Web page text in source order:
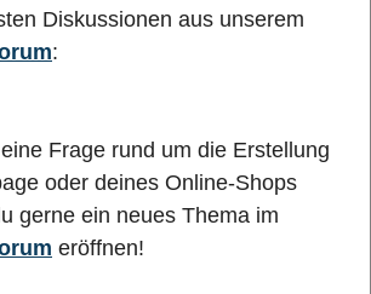
Diskussionen aus unserem
:
Frage rund um die Erstellung
oder deines Online-Shops
gerne ein neues Thema im
eröffnen!